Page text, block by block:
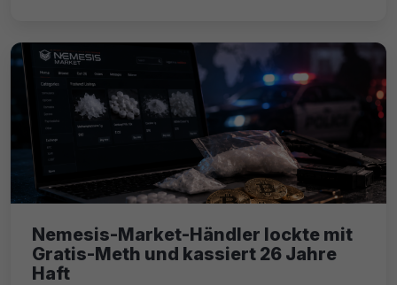
Nemesis-Market-Händler lockte mit
Gratis-Meth und kassiert 26 Jahre
Haft